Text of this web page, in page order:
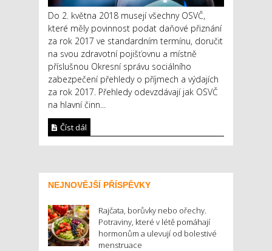
Do 2. května 2018 musejí všechny OSVČ,
které měly povinnost podat daňové přiznání
za rok 2017 ve standardním termínu, doručit
na svou zdravotní pojišťovnu a místně
příslušnou Okresní správu sociálního
zabezpečení přehledy o příjmech a výdajích
za rok 2017. Přehledy odevzdávají jak OSVČ
na hlavní činn...
Číst dál
NEJNOVĚJŠÍ PŘÍSPĚVKY
Rajčata, borůvky nebo ořechy.
Potraviny, které v létě pomáhají
hormonům a ulevují od bolestivé
menstruace